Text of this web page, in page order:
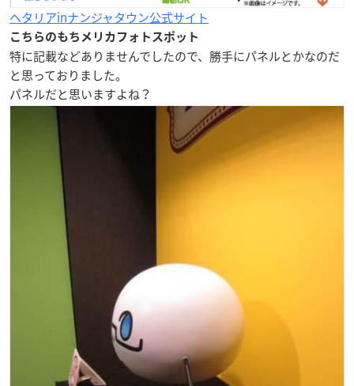
ヘタリアinナンジャタウン公式サイト
こちらのもちメリカフォトスポット
特に記載などありませんでしたので、勝手にパネルとかなのだ
と思っておりました。
パネルだと思いますよね？